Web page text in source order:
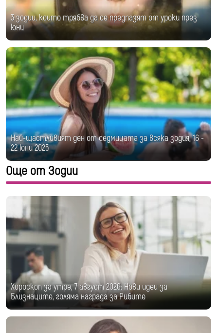
3 зодии, които трябва да се предпазят от уроки през
юни
Най-щастливият ден от седмицата за всяка зодия, 16 -
22 юни 2025
Още от Зодии
Хороскоп за утре, 7 август 2026: Нови идеи за
Близнаците, голяма награда за Рибите